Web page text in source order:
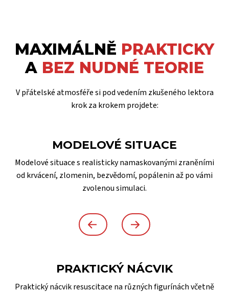
MAXIMÁLNĚ PRAKTICKY
A BEZ NUDNÉ TEORIE
V přátelské atmosféře si pod vedením zkušeného lektora
krok za krokem projdete:
MODELOVÉ SITUACE
Modelové situace s realisticky namaskovanými zraněními
od krvácení, zlomenin, bezvědomí, popálenin až po vámi
zvolenou simulaci.
PRAKTICKÝ NÁCVIK
Praktický nácvik resuscitace na různých figurínách včetně